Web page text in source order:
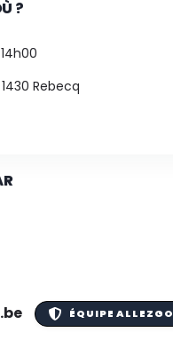
?
Rebecq
ÉQUIPE ALLEZGO